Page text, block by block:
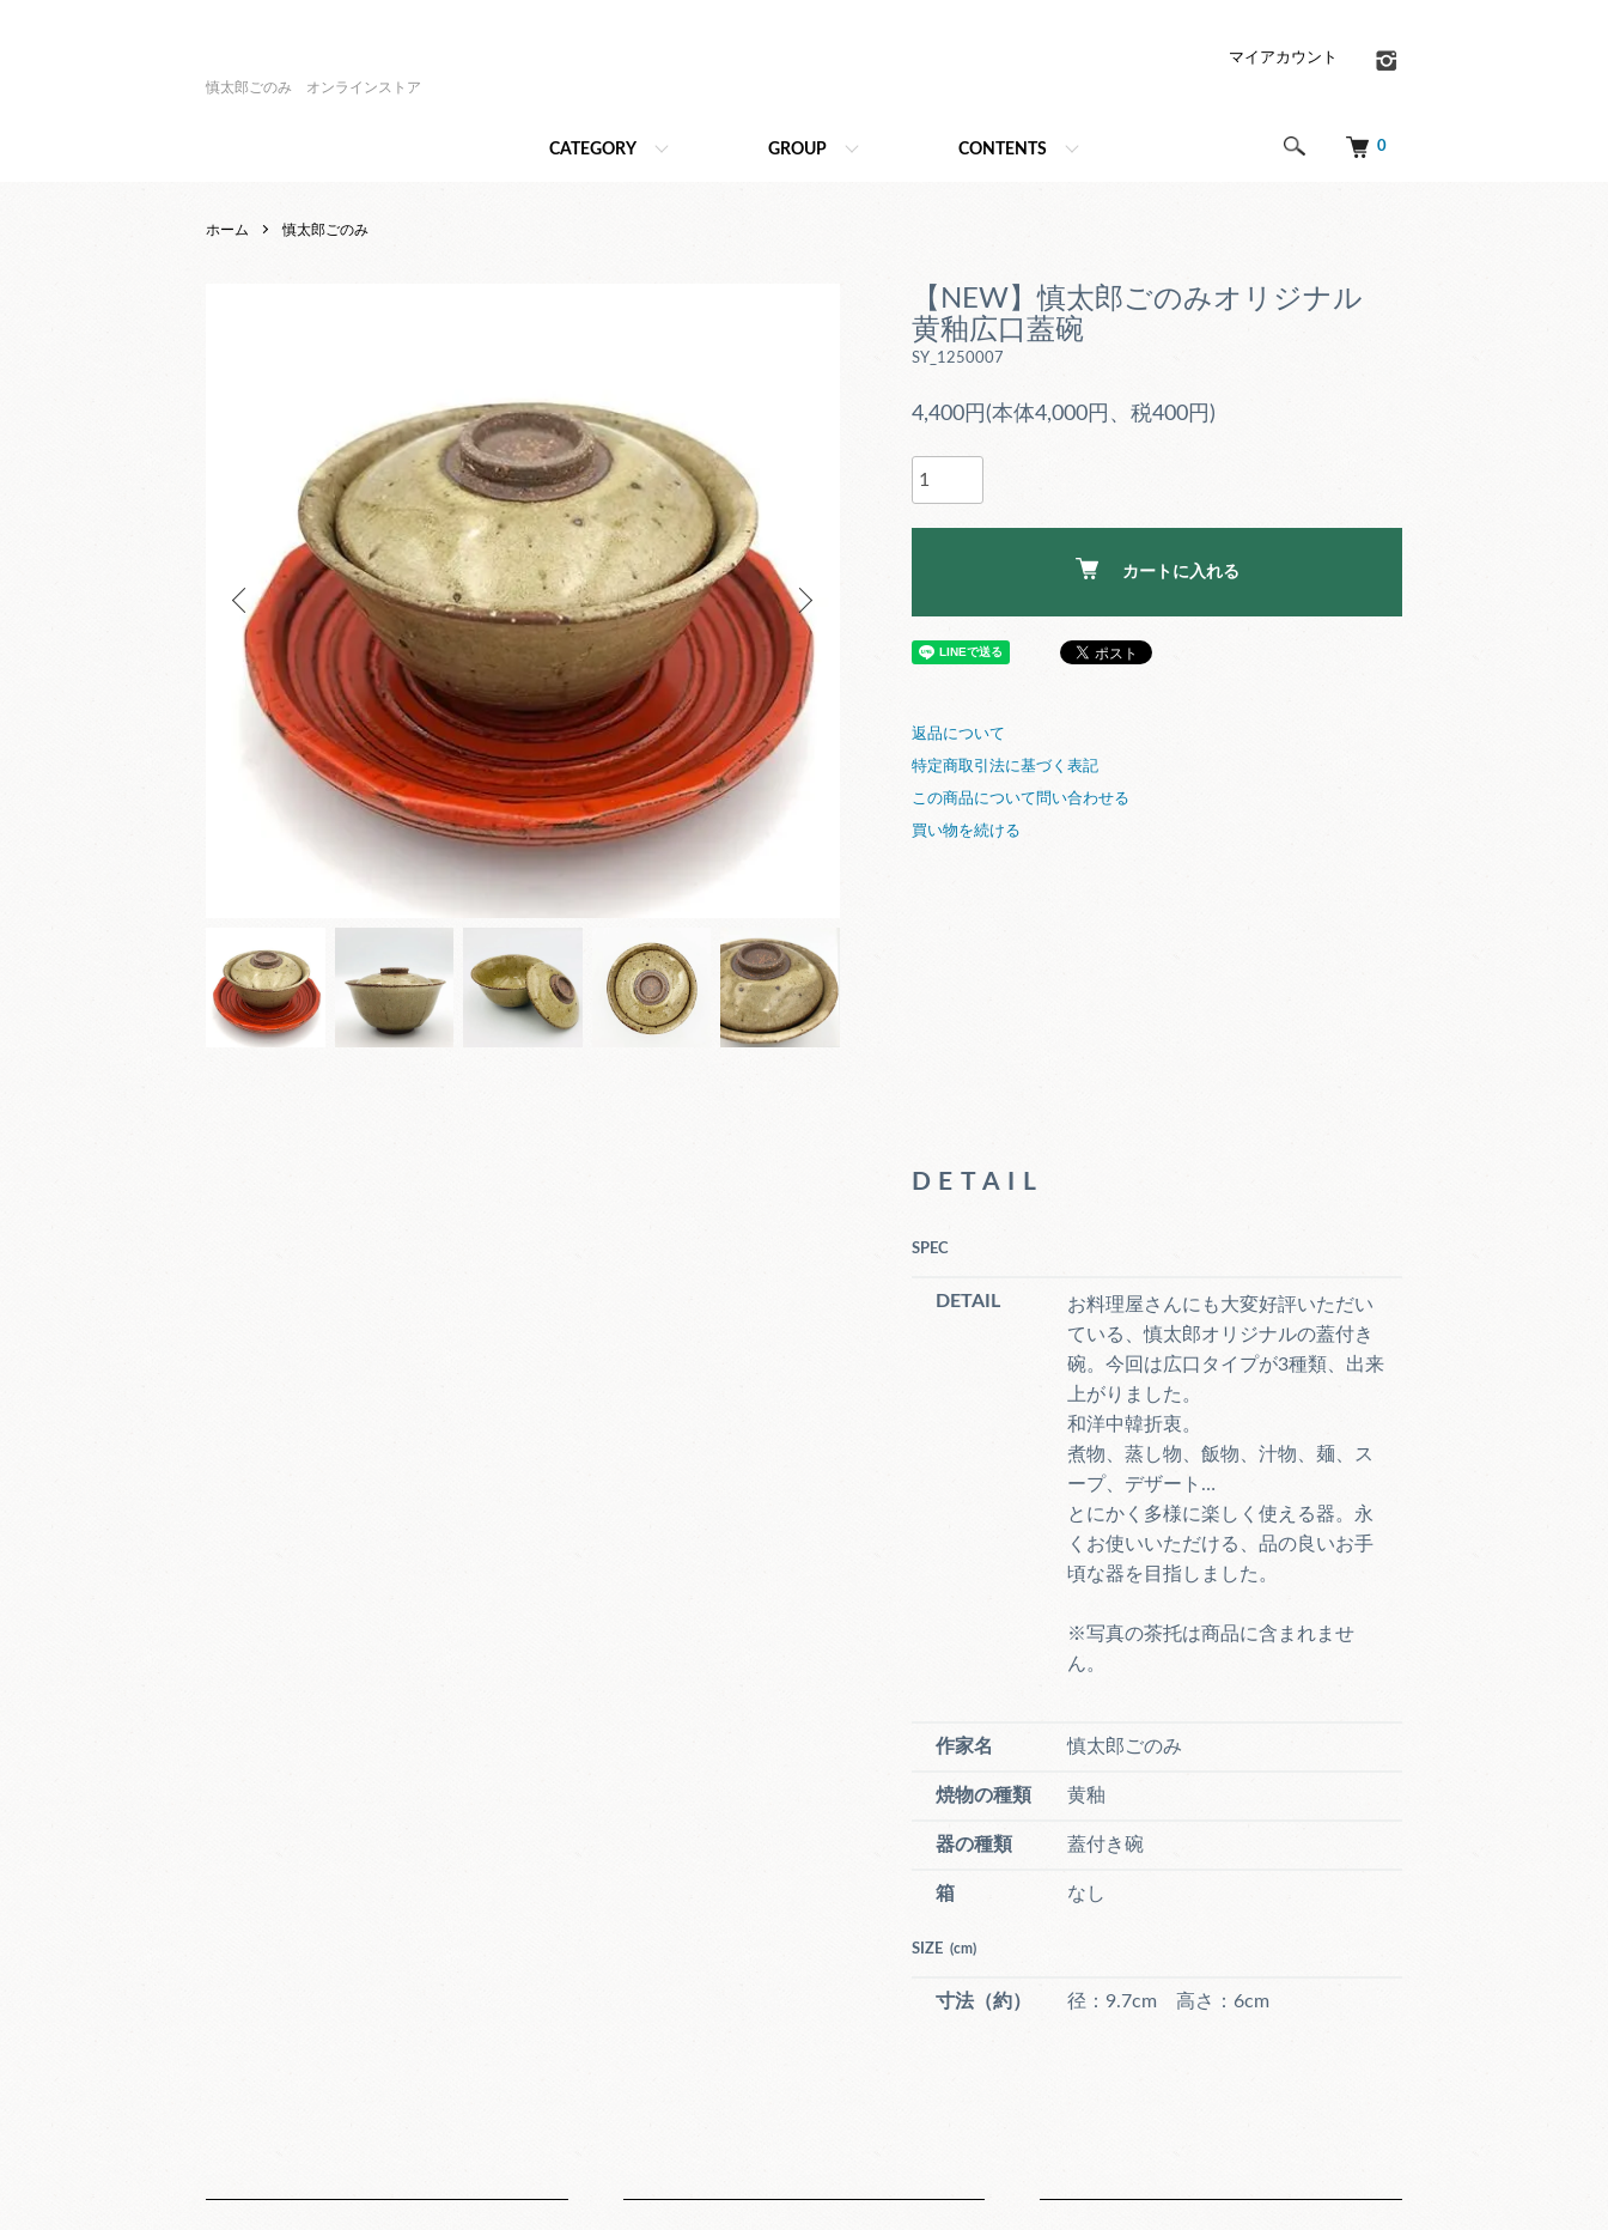
慎太郎ごのみ オンラインストア
0
CATEGORY GROUP CONTENTS
マイアカウント
ホーム 慎太郎ごのみ
【NEW】慎太郎ごのみオリジナル
黄釉広口蓋碗
SY_1250007
4,400円(本体4,000円、税400円)
カートに入れる
返品について
特定商取引法に基づく表記
この商品について問い合わせる
買い物を続ける
DETAIL
SPEC
DETAIL
お料理屋さんにも大変好評いただい
ている、慎太郎オリジナルの蓋付き
碗。今回は広口タイプが3種類、出来
上がりました。
和洋中韓折衷。
煮物、蒸し物、飯物、汁物、麺、ス
ープ、デザート…
とにかく多様に楽しく使える器。永
くお使いいただける、品の良いお手
頃な器を目指しました。
※写真の茶托は商品に含まれませ
ん。
作家名 慎太郎ごのみ
焼物の種類 黄釉
器の種類 蓋付き碗
箱 なし
SIZE (cm)
寸法（約） 径：9.7cm 高さ：6cm